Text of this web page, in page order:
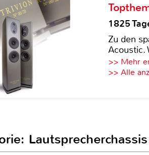
1825
Zu den
Acoustic.
>> Mehr
>> Alle